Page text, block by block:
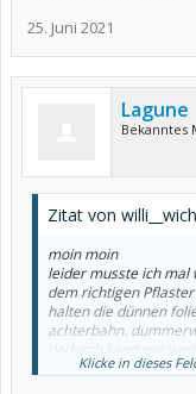
25. Juni 2021
Lagune
Bekanntes
Zitat von
moin moin
leider musste ich mal
dem richtigen
halten die dünnen
achterbahn.
dadurch kann mir
ich 100µg/h
Klicke in dieses